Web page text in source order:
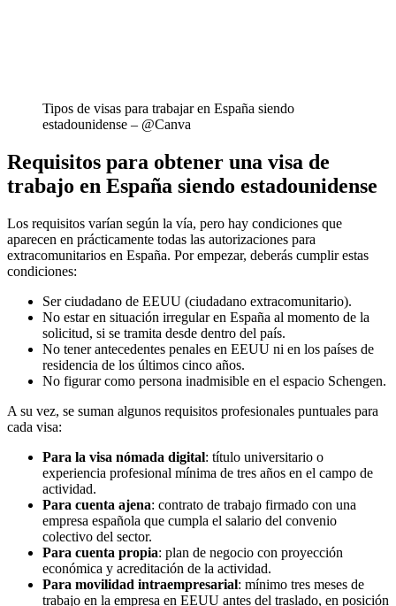
Tipos de visas para trabajar en España siendo
estadounidense – @Canva
Requisitos para obtener una visa de
trabajo en España siendo estadounidense
Los requisitos varían según la vía, pero hay condiciones que
aparecen en prácticamente todas las autorizaciones para
extracomunitarios en España. Por empezar, deberás cumplir estas
condiciones:
Ser ciudadano de EEUU (ciudadano extracomunitario).
No estar en situación irregular en España al momento de la
solicitud, si se tramita desde dentro del país.
No tener antecedentes penales en EEUU ni en los países de
residencia de los últimos cinco años.
No figurar como persona inadmisible en el espacio Schengen.
A su vez, se suman algunos requisitos profesionales puntuales para
cada visa:
Para la visa nómada digital: título universitario o
experiencia profesional mínima de tres años en el campo de
actividad.
Para cuenta ajena: contrato de trabajo firmado con una
empresa española que cumpla el salario del convenio
colectivo del sector.
Para cuenta propia: plan de negocio con proyección
económica y acreditación de la actividad.
Para movilidad intraempresarial: mínimo tres meses de
trabajo en la empresa en EEUU antes del traslado, en posición